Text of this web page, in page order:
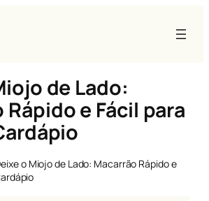
de Lado:
Rápido e Fácil para
o Miojo de Lado: Macarrão Rápido e